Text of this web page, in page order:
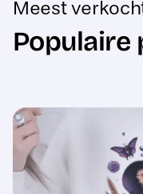
Sale
Populaire